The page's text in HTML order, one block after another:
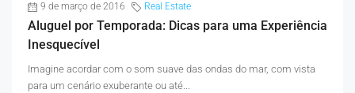
9 de março de 2016 Real Estate
Aluguel por Temporada: Dicas para uma Experiência
Inesquecível
Imagine acordar com o som suave das ondas do mar, com vista
para um cenário exuberante ou até...